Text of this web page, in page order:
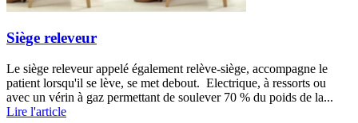
Siège releveur
Le siège releveur appelé également relève-siège, accompagne le
patient lorsqu'il se lève, se met debout. Electrique, à ressorts ou
avec un vérin à gaz permettant de soulever 70 % du poids de la...
Lire l'article